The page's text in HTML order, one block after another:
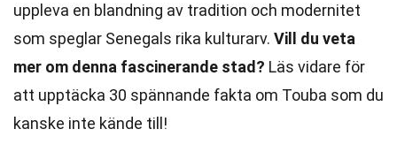
uppleva en blandning av tradition och modernitet
som speglar Senegals rika kulturarv. Vill du veta
mer om denna fascinerande stad? Läs vidare för
att upptäcka 30 spännande fakta om Touba som du
kanske inte kände till!